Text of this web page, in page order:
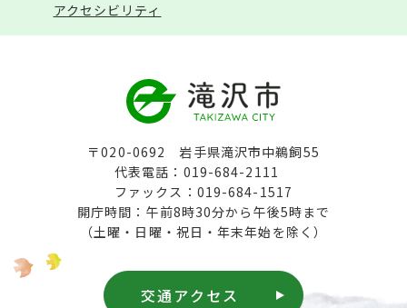
アクセシビリティ
〒020-0692 岩手県滝沢市中鵜飼55
代表電話：019-684-2111
ファックス：019-684-1517
開庁時間：午前8時30分から午後5時まで
（土曜・日曜・祝日・年末年始を除く）
交通アクセス